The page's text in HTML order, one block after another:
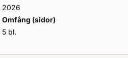
och samordning - Rollkort:
2026
Omfång (sidor)
5 bl.